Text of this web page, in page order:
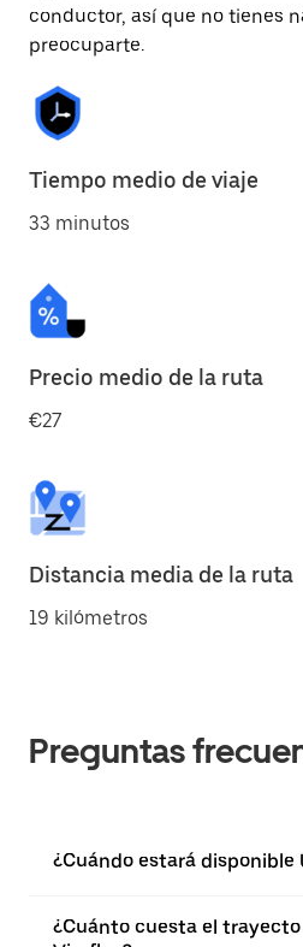
conductor, así que no tienes
preocuparte.
Tiempo medio de viaje
33 minutos
Precio medio de la ruta
€27
Distancia media de la ruta
19 kilómetros
Preguntas
¿Cuándo estará disponible
¿Cuánto cuesta el